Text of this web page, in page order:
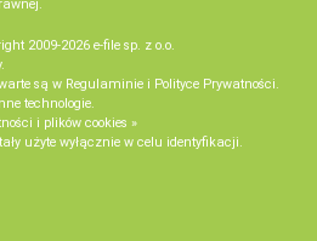
2009-2026 e-file sp. z o.o.
są w Regulaminie i Polityce Prywatności.
technologie.
i plików cookies »
użyte wyłącznie w celu identyfikacji.